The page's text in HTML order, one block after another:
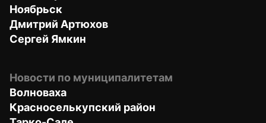
Ноябрьск
Дмитрий Артюхов
Сергей Ямкин
Новости по муниципалитетам
Волноваха
Красноселькупский район